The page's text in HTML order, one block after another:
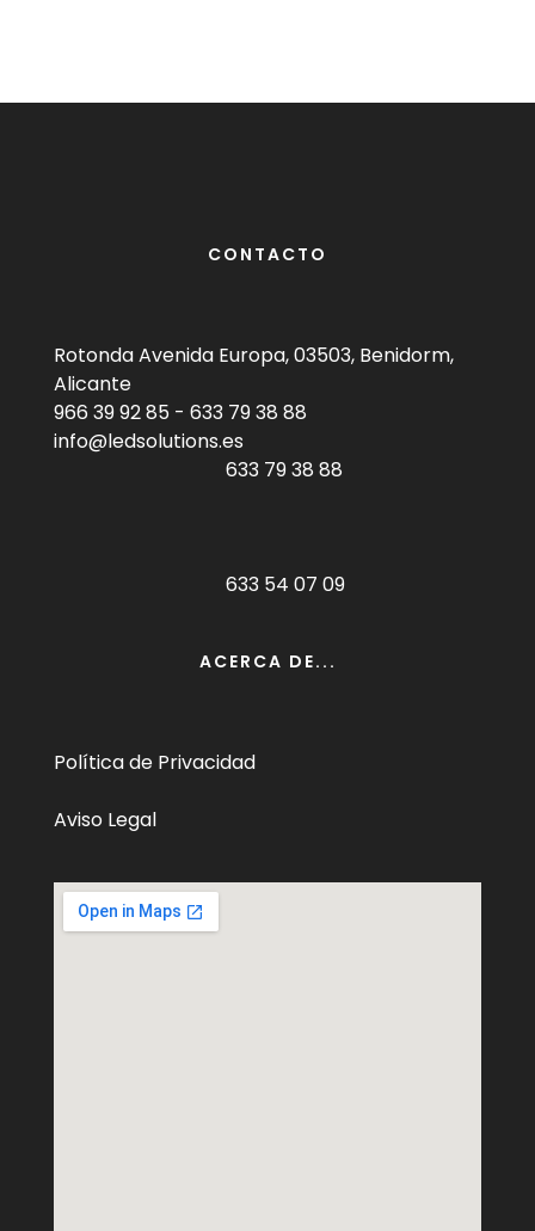
CONTACTO
Rotonda Avenida Europa, 03503, Benidorm,
Alicante
966 39 92 85 - 633 79 38 88
info@ledsolutions.es
633 79 38 88
633 54 07 09
ACERCA DE...
Política de Privacidad
Aviso Legal